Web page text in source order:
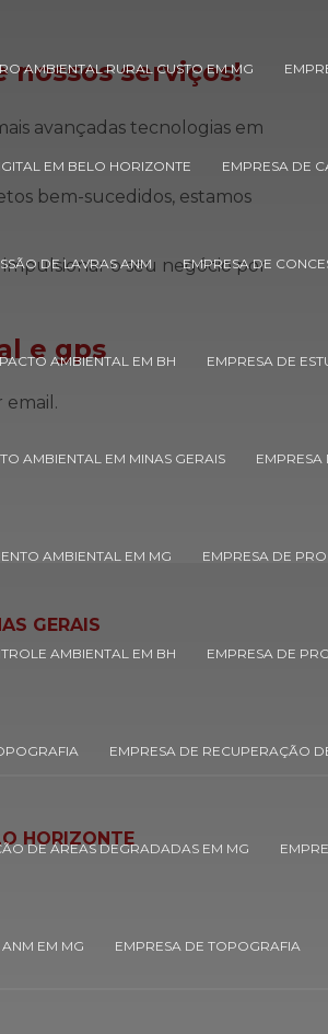
AMBIENTAL RURAL CUSTO EM MG
EM BELO HORIZONTE EMPRESA DE
DE LAVRAS ANM EMPRESA DE
AMBIENTAL EM BH EMPRESA DE
AMBIENTAL EM MINAS GERAIS EMPRESA
AMBIENTAL EM MG EMPRESA DE
AMBIENTAL EM BH EMPRESA DE
EMPRESA DE RECUPERAÇÃO
DE ÁREAS DEGRADADAS EM MG
EM MG EMPRESA DE TOPOGRAFIA
nossos serviços!
avançadas tecnologias em
bem-sucedidos, estamos
o seu negócio por
e gps
GERAIS
HORIZONTE